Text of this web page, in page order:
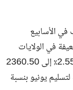
في الأسابيع
في الولايات
المتحدة، حيث ارتفع سعر الذهب الفوري بنسبة 2.55٪ إلى 2360.50
يونيو بنسبة